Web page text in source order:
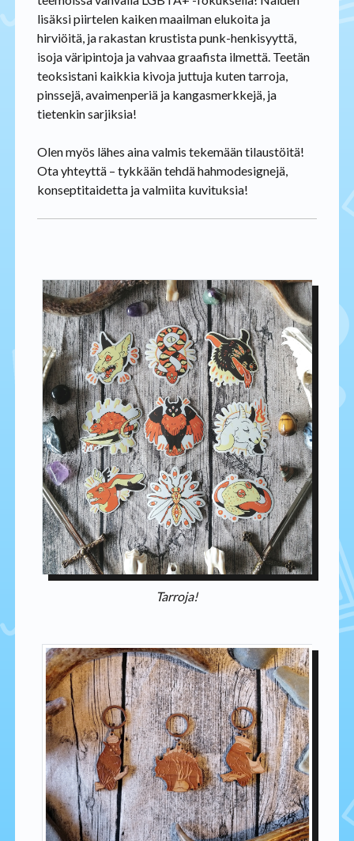
lisäksi piirtelen kaiken maailman elukoita ja
hirviöitä, ja rakastan krustista punk-henkisyyttä,
isoja väripintoja ja vahvaa graafista ilmettä. Teetän
teoksistani kaikkia kivoja juttuja kuten tarroja,
pinssejä, avaimenperiä ja kangasmerkkejä, ja
tietenkin sarjiksia!
Olen myös lähes aina valmis tekemään tilaustöitä!
Ota yhteyttä – tykkään tehdä hahmodesignejä,
konseptitaidetta ja valmiita kuvituksia!
Tarroja!